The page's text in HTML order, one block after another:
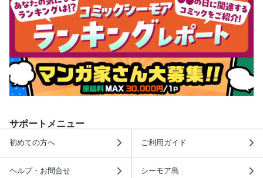
サポートメニュー
初めての方へ ご利用ガイド
ヘルプ・お問合せ シーモア島